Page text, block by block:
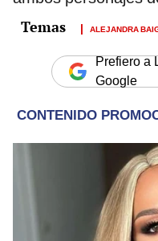
ALEJANDRA
Prefiero a
Google